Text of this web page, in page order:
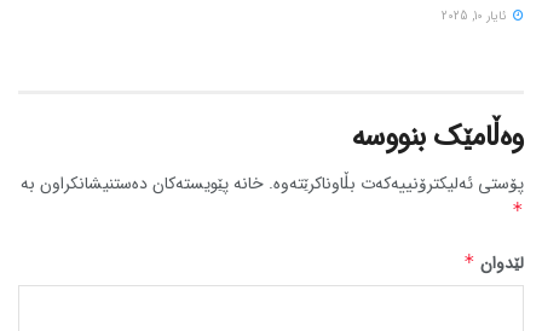
ئایار 10, 2025
وەڵامێک بنووسە
پۆستی ئەلیکترۆنییەکەت بڵاوناکرێتەوە. خانە پێویستەکان دەستنیشانکراون بە
*
لێدوان *